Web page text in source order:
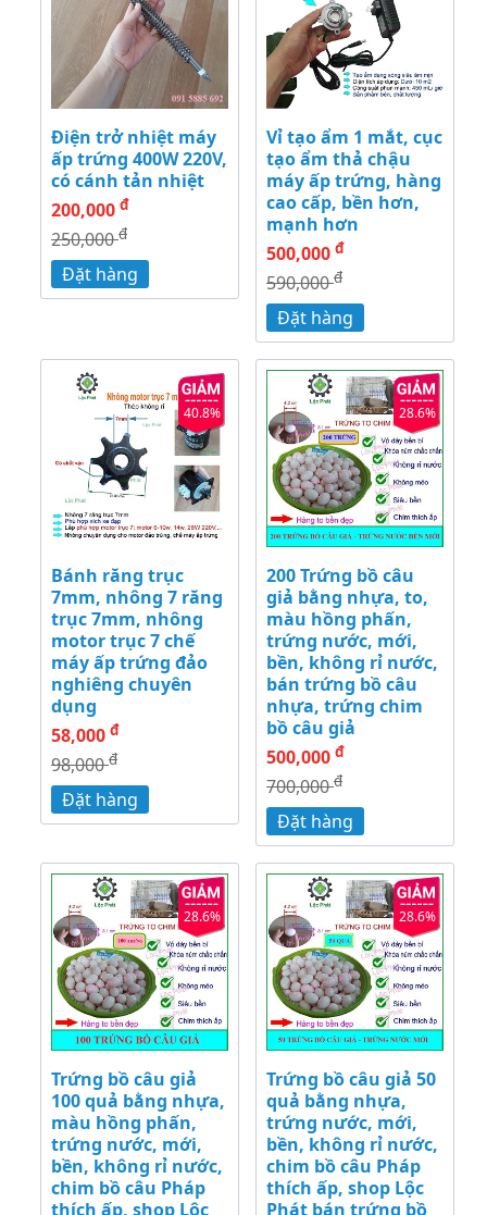
Điện trở nhiệt máy
ấp trứng 400W 220V,
có cánh tản nhiệt
200,000 đ
250,000đ
Đặt hàng
Vỉ tạo ẩm 1 mắt, cục
tạo ẩm thả chậu
máy ấp trứng, hàng
cao cấp, bền hơn,
mạnh hơn
500,000 đ
590,000đ
Đặt hàng
40.8%
Bánh răng trục
7mm, nhông 7 răng
trục 7mm, nhông
motor trục 7 chế
máy ấp trứng đảo
nghiêng chuyên
dụng
58,000 đ
98,000đ
Đặt hàng
28.6%
200 Trứng bồ câu
giả bằng nhựa, to,
màu hồng phấn,
trứng nước, mới,
bền, không rỉ nước,
bán trứng bồ câu
nhựa, trứng chim
bồ câu giả
500,000 đ
700,000đ
Đặt hàng
28.6%
Trứng bồ câu giả
100 quả bằng nhựa,
màu hồng phấn,
trứng nước, mới,
bền, không rỉ nước,
chim bồ câu Pháp
thích ấp, shop Lộc
28.6%
Trứng bồ câu giả 50
quả bằng nhựa,
trứng nước, mới,
bền, không rỉ nước,
chim bồ câu Pháp
thích ấp, shop Lộc
Phát bán trứng bồ